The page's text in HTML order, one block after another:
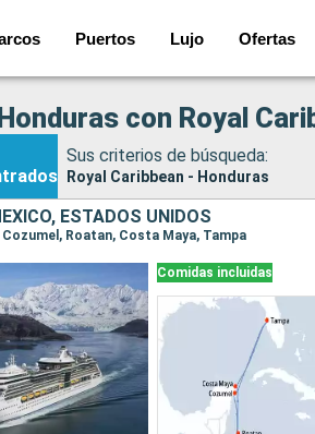
Puertos Lujo Ofertas
con Royal
Sus criterios de búsqueda:
Royal Caribbean - Honduras
ESTADOS UNIDOS
Cozumel, Roatan, Costa Maya, Tampa
Comidas incluidas